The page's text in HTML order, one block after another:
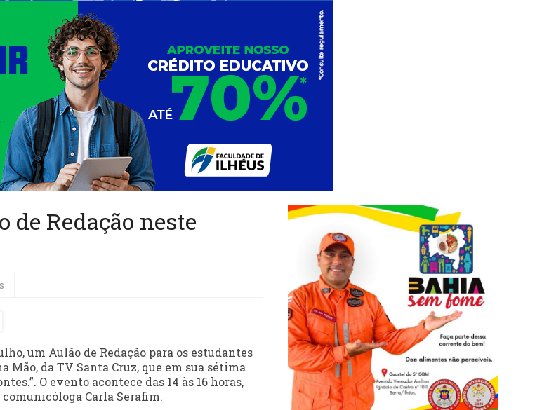
de Redação neste
um Aulão de Redação para os estudantes
da TV Santa Cruz, que em sua sétima
O evento acontece das 14 às 16 horas,
Carla Serafim.